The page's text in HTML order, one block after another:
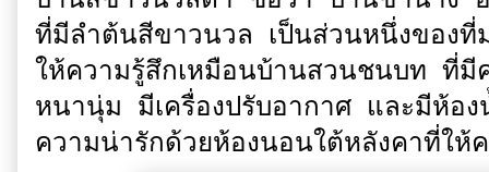
ที่มีลำต้นสีขาวนวล เป็นส่วนหนึ่งของ
ให้ความรู้สึกเหมือนบ้านสวนชนบท ที่
หนานุ่ม มีเครื่องปรับอากาศ และมีห้อ
ความน่ารักด้วยห้องนอนใต้หลังคาที่ใ